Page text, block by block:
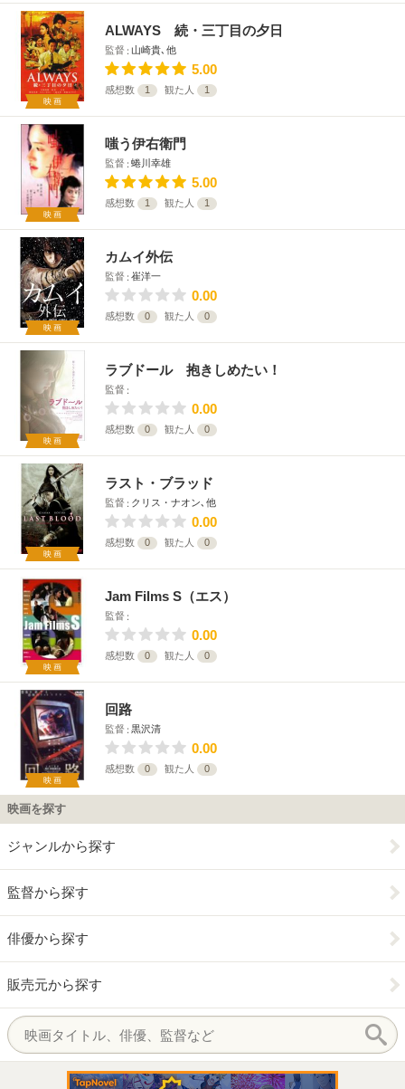
映画
ALWAYS 続・三丁目の夕日
監督 山崎貴､他
5.00
感想数 1 観た人 1
映画
嗤う伊右衛門
監督 蜷川幸雄
5.00
感想数 1 観た人 1
映画
カムイ外伝
監督 崔洋一
0.00
感想数 0 観た人 0
映画
ラブドール 抱きしめたい！
監督
0.00
感想数 0 観た人 0
映画
ラスト・ブラッド
監督 クリス・ナオン､他
0.00
感想数 0 観た人 0
映画
Jam Films S（エス）
監督
0.00
感想数 0 観た人 0
映画
回路
監督 黒沢清
0.00
感想数 0 観た人 0
映画を探す
ジャンルから探す
監督から探す
俳優から探す
販売元から探す